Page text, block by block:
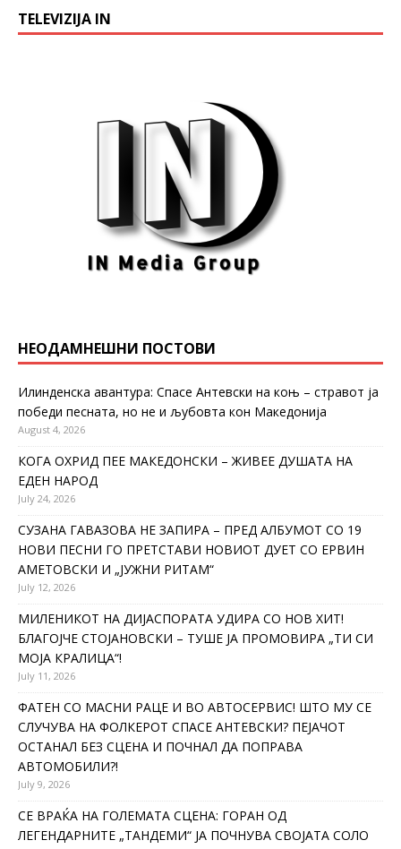
TELEVIZIJA IN
НЕОДАМНЕШНИ ПОСТОВИ
Илинденска авантура: Спасе Антевски на коњ – стравот ја
победи песната, но не и љубовта кон Македонија
August 4, 2026
КОГА ОХРИД ПЕЕ МАКЕДОНСКИ – ЖИВЕЕ ДУШАТА НА
ЕДЕН НАРОД
July 24, 2026
СУЗАНА ГАВАЗОВА НЕ ЗАПИРА – ПРЕД АЛБУМОТ СО 19
НОВИ ПЕСНИ ГО ПРЕТСТАВИ НОВИОТ ДУЕТ СО ЕРВИН
АМЕТОВСКИ И „ЈУЖНИ РИТАМ“
July 12, 2026
МИЛЕНИКОТ НА ДИЈАСПОРАТА УДИРА СО НОВ ХИТ!
БЛАГОЈЧЕ СТОЈАНОВСКИ – ТУШЕ ЈА ПРОМОВИРА „ТИ СИ
МОЈА КРАЛИЦА“!
July 11, 2026
ФАТЕН СО МАСНИ РАЦЕ И ВО АВТОСЕРВИС! ШТО МУ СЕ
СЛУЧУВА НА ФОЛКЕРОТ СПАСЕ АНТЕВСКИ? ПЕЈАЧОТ
ОСТАНАЛ БЕЗ СЦЕНА И ПОЧНАЛ ДА ПОПРАВА
АВТОМОБИЛИ?!
July 9, 2026
СЕ ВРАЌА НА ГОЛЕМАТА СЦЕНА: ГОРАН ОД
ЛЕГЕНДАРНИТЕ „ТАНДЕМИ“ ЈА ПОЧНУВА СВОЈАТА СОЛО